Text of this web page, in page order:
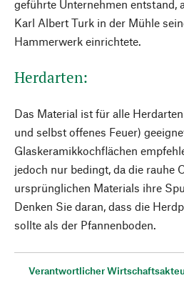
geführte Unternehmen entstand,
Karl Albert Turk in der Mühle
Hammerwerk einrichtete.
Herdarten:
Das Material ist für alle
und selbst offenes Feuer)
Glaskeramikkochflächen
jedoch nur bedingt, da die rauhe
ursprünglichen Materials ihre
Denken Sie daran, dass die
sollte als der Pfannenboden.
Verantwortlicher